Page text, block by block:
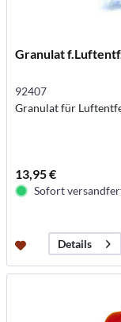
Granulat
92407
Granulat für
13,95 €
Sofort
Details